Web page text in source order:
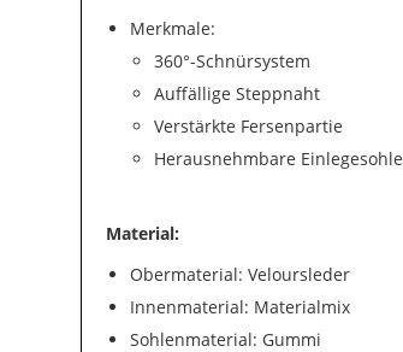
Merkmale:
360°-Schnürsystem
Auffällige Steppnaht
Verstärkte Fersenpartie
Herausnehmbare Einlegesohle
Material:
Obermaterial: Veloursleder
Innenmaterial: Materialmix
Sohlenmaterial: Gummi